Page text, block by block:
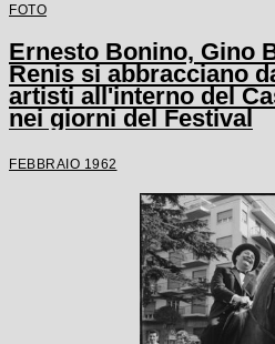
FOTO
Ernesto Bonino, Gino
Renis si abbracciano
artisti all'interno del
nei giorni del Festival
FEBBRAIO 1962